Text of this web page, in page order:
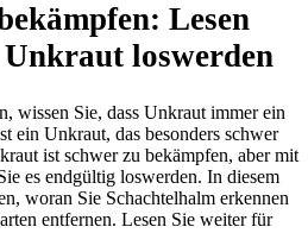
Lesen
Unkraut loswerden
wissen Sie, dass Unkraut immer ein
ein Unkraut, das besonders schwer
ist schwer zu bekämpfen, aber mit
es endgültig loswerden. In diesem
woran Sie Schachtelhalm erkennen
entfernen. Lesen Sie weiter für